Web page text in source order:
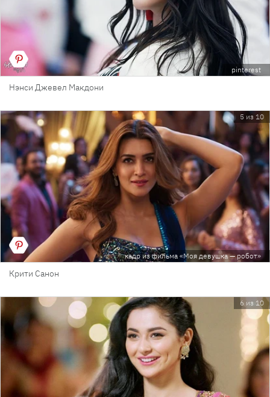
pinterest
Нэнси Джевел Макдони
5 из 10
кадр из фильма «Моя девушка — робот»
Крити Санон
6 из 10